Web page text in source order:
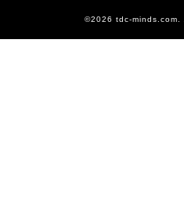
©2026 tdc-minds.com.